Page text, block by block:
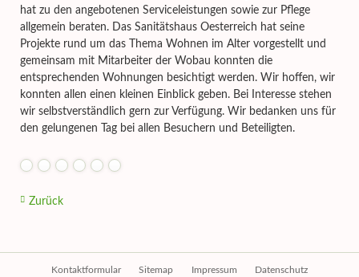
hat zu den angebotenen Serviceleistungen sowie zur Pflege
allgemein beraten. Das Sanitätshaus Oesterreich hat seine
Projekte rund um das Thema Wohnen im Alter vorgestellt und
gemeinsam mit Mitarbeiter der Wobau konnten die
entsprechenden Wohnungen besichtigt werden. Wir hoffen, wir
konnten allen einen kleinen Einblick geben. Bei Interesse stehen
wir selbstverständlich gern zur Verfügung. Wir bedanken uns für
den gelungenen Tag bei allen Besuchern und Beteiligten.
Zurück
Navigation
Kontaktformular Sitemap Impressum Datenschutz